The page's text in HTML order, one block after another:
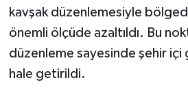
kavşak düzenlemesiyle
önemli ölçüde azaltıldı. Bu
düzenleme sayesinde şehir içi
hale getirildi.